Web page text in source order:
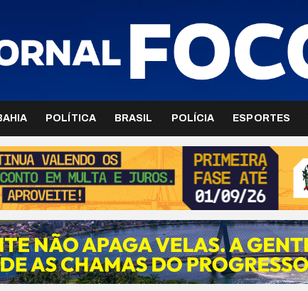
POLÍTICA BRASIL POLÍCIA ESPORTES